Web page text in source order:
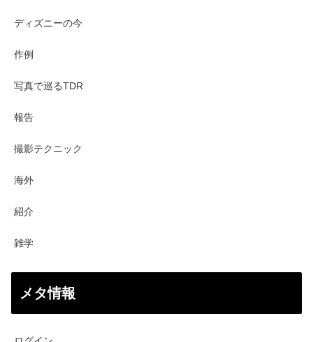
ディズニーの今
作例
写真で巡るTDR
報告
撮影テクニック
海外
紹介
雑学
メタ情報